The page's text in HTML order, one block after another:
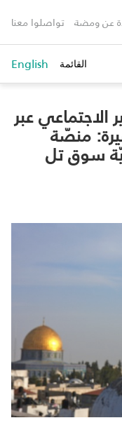
عن ومضة تواصلوا معنا
القائمة English
الاجتماعي عبر
منصّة
سوق تل